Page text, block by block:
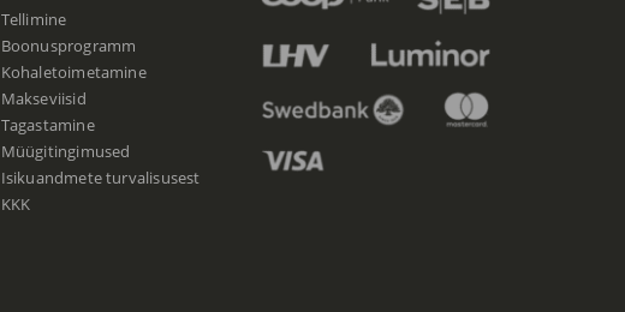
Tellimine
Boonusprogramm
Kohaletoimetamine
Makseviisid
Tagastamine
Müügitingimused
Isikuandmete turvalisusest
KKK